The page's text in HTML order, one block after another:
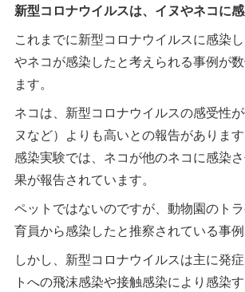
新型コロナウイルスは、イヌやネコに
これまでに新型コロナウイルスに感染
やネコが感染したと考えられる事例が
ます。
ネコは、新型コロナウイルスの感受性
ヌなど）よりも高いとの報告がありま
感染実験では、ネコが他のネコに感染
果が報告されています。
ペットではないのですが、動物園のト
育員から感染したと推察されている事例
しかし、新型コロナウイルスは主に発
トへの飛沫感染や接触感染により感染